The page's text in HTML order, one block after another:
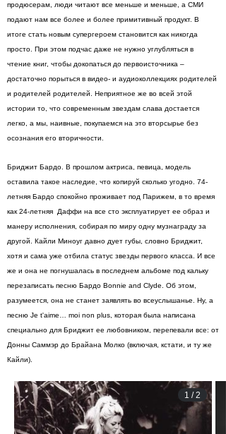
продюсерам, люди читают все меньше и меньше, а СМИ
подают нам все более и более примитивный продукт. В
итоге стать новым супергероем становится как никогда
просто. При этом подчас даже не нужно углубляться в
чтение книг, чтобы докопаться до первоисточника –
достаточно порыться в видео- и аудиоколлекциях родителей
и родителей родителей. Неприятное же во всей этой
истории то, что современным звездам слава достается
легко, а мы, наивные, покупаемся на это вторсырье без
осознания его вторичности.
Бриджит Бардо. В прошлом актриса, певица, модель
оставила такое наследие, что копируй сколько угодно. 74-
летняя Бардо спокойно проживает под Парижем, в то время
как 24-летняя Даффи на все сто эксплуатирует ее образ и
манеру исполнения, собирая по миру одну музнаграду за
другой. Кайли Миноуг давно дует губы, словно Бриджит,
хотя и сама уже отбила статус звезды первого класса. И все
же и она не погнушалась в последнем альбоме под кальку
перезаписать песню Бардо Bonnie and Clyde. Об этом,
разумеется, она не станет заявлять во всеуслышанье. Ну, а
песню Je t'aime… moi non plus, которая была написана
специально для Бриджит ее любовником, перепевали все: от
Донны Саммэр до Брайана Молко (включая, кстати, и ту же
Кайли).
1 /2